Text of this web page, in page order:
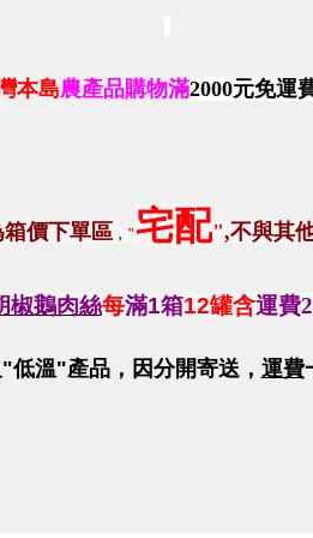
本島農產品購物滿2000元免運
價下單區 ， "宅配",不與其
椒鵝肉絲每滿1箱12罐含運費
"低溫"產品，因分開寄送， 運費